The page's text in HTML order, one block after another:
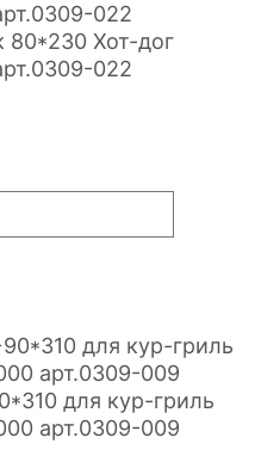
80*230 Хот-дог
022
для кур-гриль
арт.0309-009